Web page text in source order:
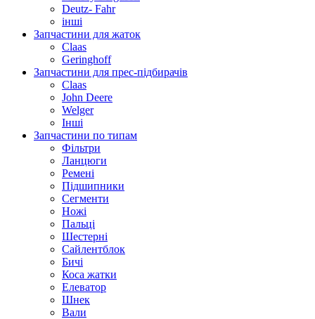
Deutz- Fahr
інші
Запчастини для жаток
Claas
Geringhoff
Запчастини для прес-підбирачів
Claas
John Deere
Welger
Інші
Запчастини по типам
Фільтри
Ланцюги
Ремені
Підшипники
Сегменти
Ножі
Пальці
Шестерні
Сайлентблок
Бичі
Коса жатки
Елеватор
Шнек
Вали